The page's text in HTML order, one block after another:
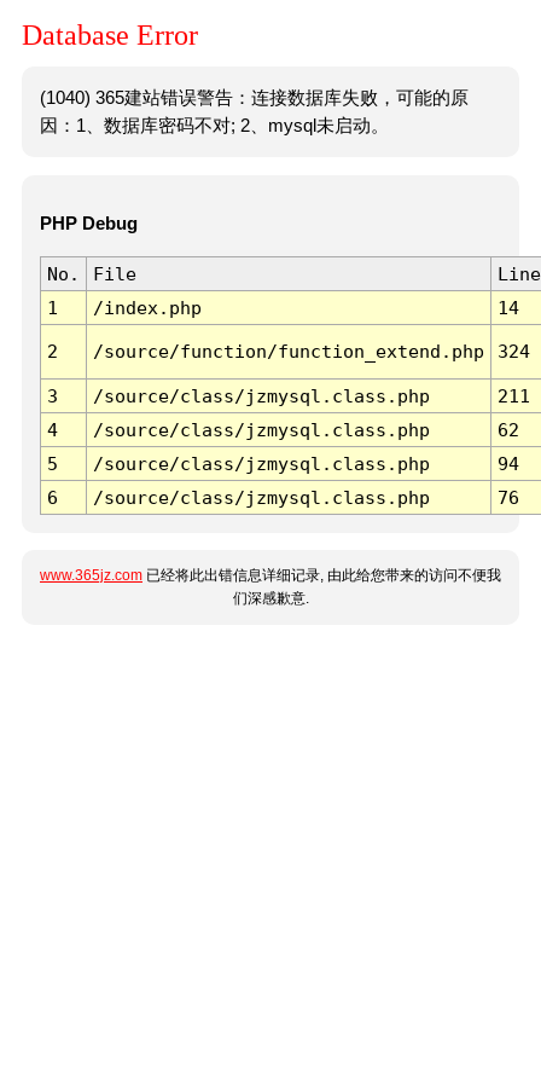
Database Error
(1040) 365建站错误警告：连接数据库失败，可能的原
因：1、数据库密码不对; 2、mysql未启动。
PHP Debug
No. File
Line
1
/index.php 14
2 /source/function/function_extend.php 324
3 /source/class/jzmysql.class.php
211
4
/source/class/jzmysql.class.php
62
5
/source/class/jzmysql.class.php
94
6
/source/class/jzmysql.class.php 76
www.365jz.com 已经将此出错信息详细记录, 由此给您带来的访问不便我
们深感歉意.